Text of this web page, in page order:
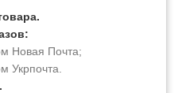
Новая Почта;
Укрпочта.